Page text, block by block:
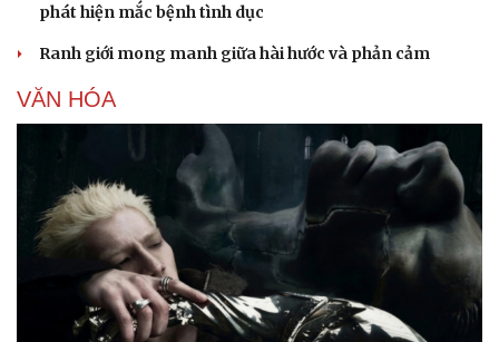
phát hiện mắc bệnh tình dục
Ranh giới mong manh giữa hài hước và phản cảm
VĂN HÓA